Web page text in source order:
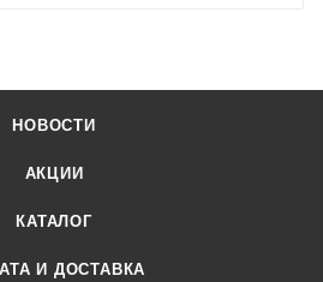
НОВОСТИ
АКЦИИ
КАТАЛОГ
И ДОСТАВКА